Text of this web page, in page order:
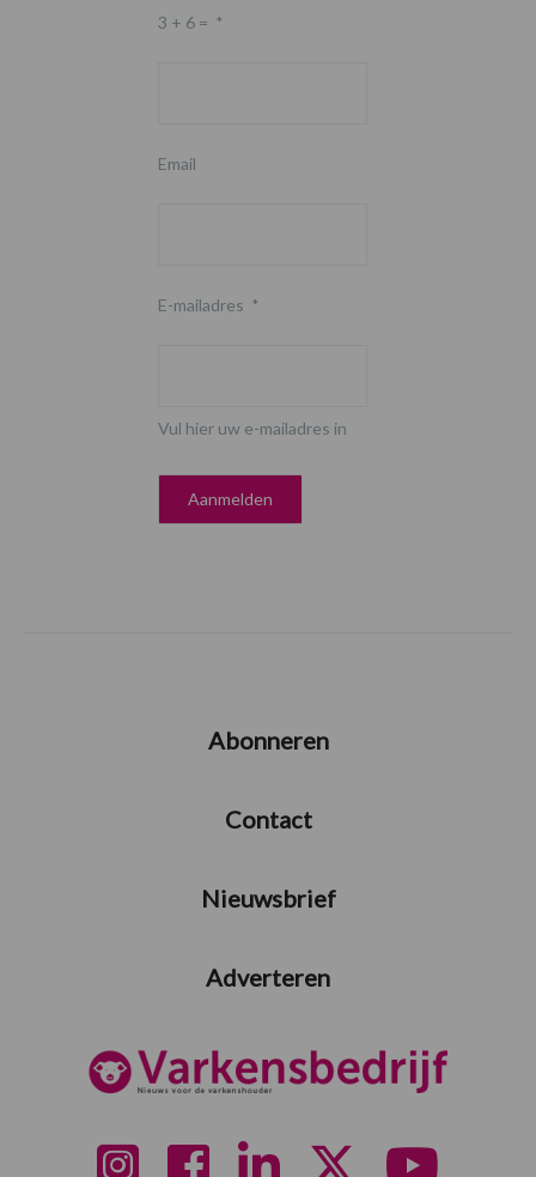
3 + 6 = *
Email
E-mailadres *
Vul hier uw e-mailadres in
Abonneren
Contact
Nieuwsbrief
Adverteren